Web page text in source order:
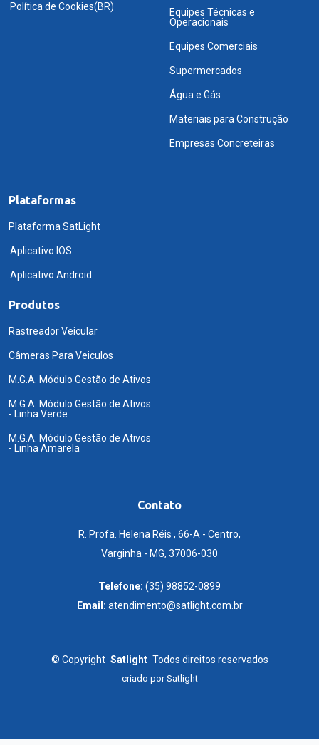
Política de Cookies(BR)
Equipes Técnicas e
Operacionais
Equipes Comerciais
Supermercados
Água e Gás
Materiais para Construção
Empresas Concreteiras
Plataformas
Plataforma SatLight
Aplicativo IOS
Aplicativo Android
Produtos
Rastreador Veicular
Câmeras Para Veiculos
M.G.A. Módulo Gestão de Ativos
M.G.A. Módulo Gestão de Ativos
- Linha Verde
M.G.A. Módulo Gestão de Ativos
- Linha Amarela
Contato
R. Profa. Helena Réis , 66-A - Centro,
Varginha - MG, 37006-030
Telefone: (35) 98852-0899
Email: atendimento@satlight.com.br
© Copyright Satlight Todos direitos reservados
criado porSatlight